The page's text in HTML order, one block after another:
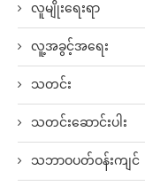
လူမျိုးရေးရာ
လူ့အခွင့်အရေး
သတင်း
သတင်းဆောင်းပါး
သဘာဝပတ်ဝန်းကျင်